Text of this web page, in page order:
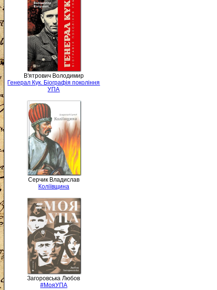
В'ятрович Володимир
Генерал Кук. Біографія покоління
УПА
Серчик Владислав
Коліївщина
Загоровська Любов
#МояУПА